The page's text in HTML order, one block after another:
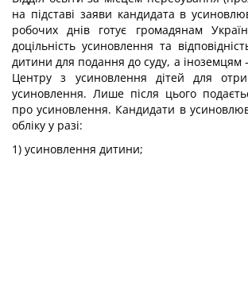
на підставі заяви кандидата в
робочих днів готує громадянам
доцільність усиновлення та
дитини для подання до суду, а
Центру з усиновлення дітей для
усиновлення. Лише після цього
про усиновлення. Кандидати в
обліку у разі:
1) усиновлення дитини;